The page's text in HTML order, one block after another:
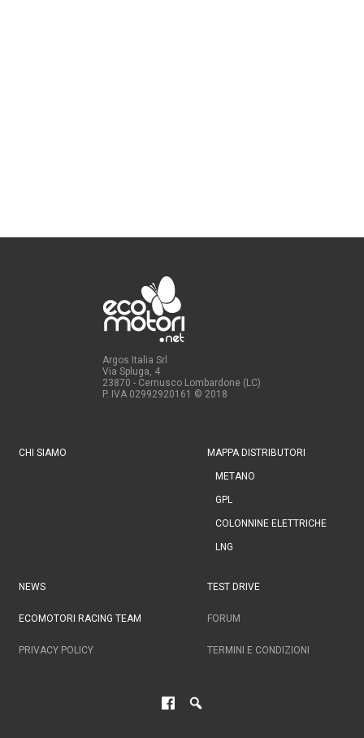
Argos Italia Srl
Via Spluga, 4
23870 - Cernusco Lombardone (LC)
P. IVA 02992920161 © 2018
CHI SIAMO MAPPA DISTRIBUTORI
METANO
GPL
COLONNINE ELETTRICHE
LNG
NEWS TEST DRIVE
ECOMOTORI RACING TEAM FORUM
PRIVACY POLICY TERMINI E CONDIZIONI